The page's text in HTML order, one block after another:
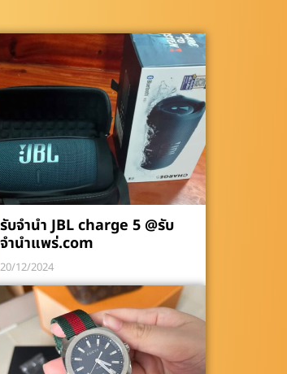
รับจำนำ JBL charge 5 @รับ
จำนำแพร่.com
20/12/2024